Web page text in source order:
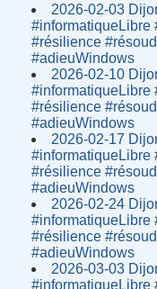
2026-02-03
#informatiqueLibre
#résilience
#adieuWindows
2026-02-10
#informatiqueLibre
#résilience
#adieuWindows
2026-02-17
#informatiqueLibre
#résilience
#adieuWindows
2026-02-24
#informatiqueLibre
#résilience
#adieuWindows
2026-03-03
#informatiqueLibre